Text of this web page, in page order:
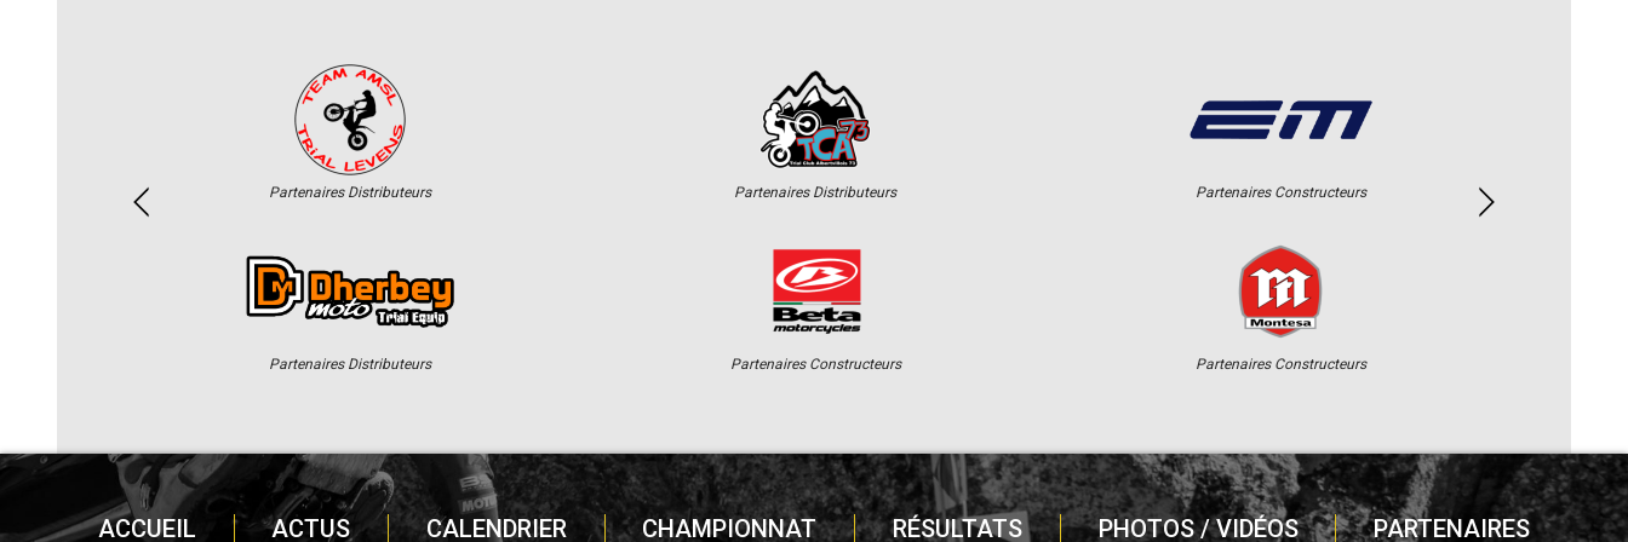
Partenaires Distributeurs
Partenaires Distributeurs
Partenaires Distributeurs
Partenaires Constructeurs
Partenaires Constructeurs
Partenaires Constructeurs
ACCUEIL ACTUS CALENDRIER CHAMPIONNAT RÉSULTATS PHOTOS / VIDÉOS PARTENAIRES